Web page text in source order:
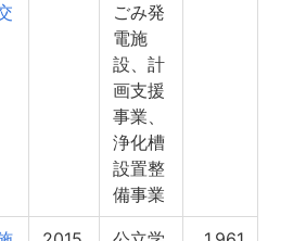
ごみ発
電施
設、計
画支援
事業、
浄化槽
設置整
備事業